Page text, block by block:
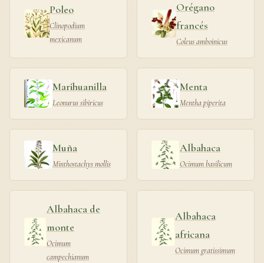
Poleo
Clinopodium
mexicanum
Orégano
francés
Coleus amboinicus
Marihuanilla
Leonurus sibiricus
Menta
Mentha piperita
Muña
Minthostachys mollis
Albahaca
Ocimum basilicum
Albahaca de
monte
Ocimum
campechianum
Albahaca
africana
Ocimum gratissimum